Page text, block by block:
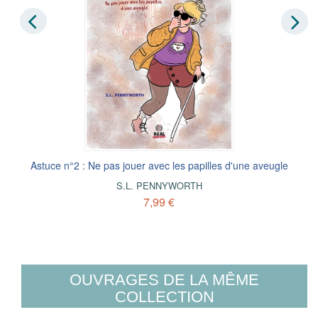
Astuce n°2 : Ne pas jouer avec les papilles d'une aveugle
S.L. PENNYWORTH
7,99 €
OUVRAGES DE LA MÊME
COLLECTION